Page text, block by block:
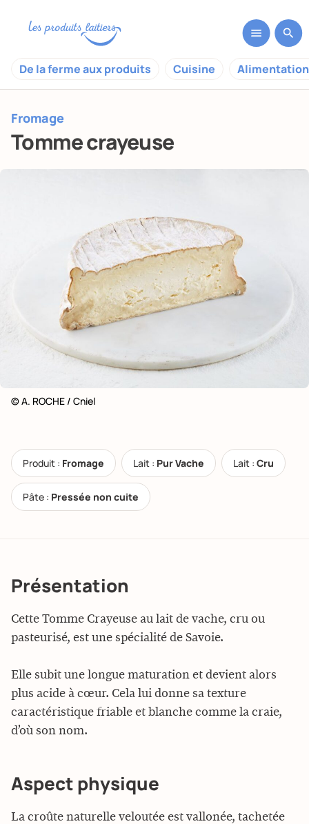
De la ferme aux produits Cuisine
Fromage
Tomme crayeuse
© A. ROCHE / Cniel
Produit : Fromage Lait : Pur Vache Lait : Cru
Pâte : Pressée non cuite
Présentation
Cette Tomme Crayeuse au lait de vache, cru ou
pasteurisé, est une spécialité de Savoie.
Elle subit une longue maturation et devient alors
plus acide à cœur. Cela lui donne sa texture
caractéristique friable et blanche comme la craie,
d’où son nom.
Aspect physique
La croûte naturelle veloutée est vallonée, tachetée